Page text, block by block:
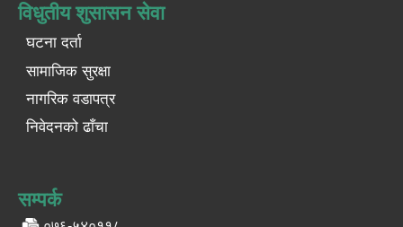
विधुतीय शुसासन सेवा
घटना दर्ता
सामाजिक सुरक्षा
नागरिक वडापत्र
निवेदनको ढाँचा
सम्पर्क